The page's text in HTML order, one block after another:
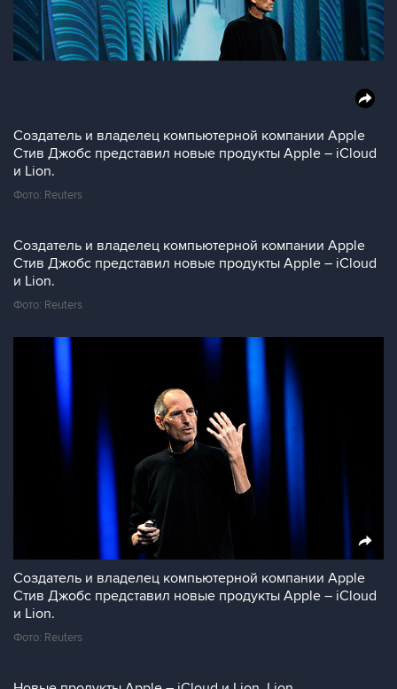
Создатель и владелец компьютерной компании Apple
Стив Джобс представил новые продукты Apple – iCloud
и Lion.
Фото: Reuters
Создатель и владелец компьютерной компании Apple
Стив Джобс представил новые продукты Apple – iCloud